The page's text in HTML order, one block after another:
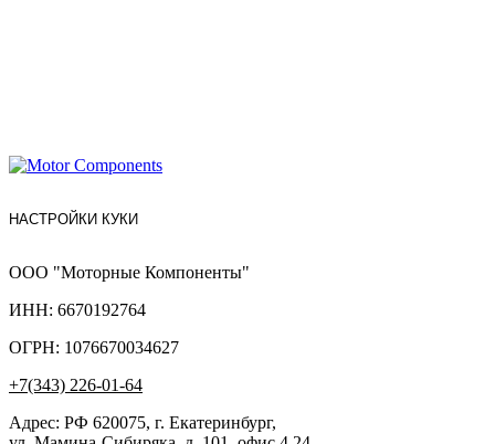
НАСТРОЙКИ КУКИ
ООО "Моторные Компоненты"
ИНН: 6670192764
ОГРН: 1076670034627
+7(343) 226-01-64
Адрес: РФ 620075, г. Екатеринбург,